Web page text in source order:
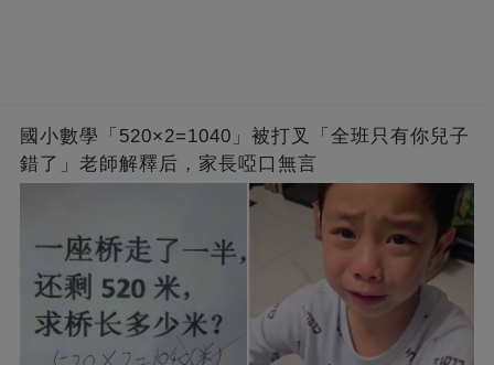
國小數學「520×2=1040」被打叉「全班只有你兒子
錯了」老師解釋后，家長啞口無言